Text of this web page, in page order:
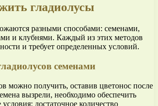
гладиолусы
разными способами: семенами,
и клубнями. Каждый из этих методов
и требует определенных условий.
семенами
можно получить, оставив цветонос после
вызрели, необходимо обеспечить
достаточное количество